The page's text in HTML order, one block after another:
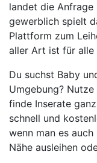
landet die
gewerblich spielt
Plattform zum
aller Art ist für alle
Du suchst Baby
Umgebung?
finde Inserate
schnell und
wenn man es
Nähe ausleihen